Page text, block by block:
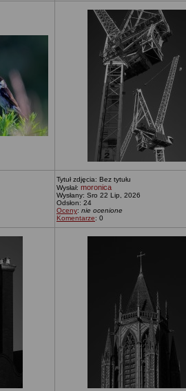
Tytuł zdjęcia: Bez tytułu
Wysłał: moronica
Wysłany: Sro 22 Lip, 2026
Odsłon: 24
Oceny: nie ocenione
Komentarze: 0